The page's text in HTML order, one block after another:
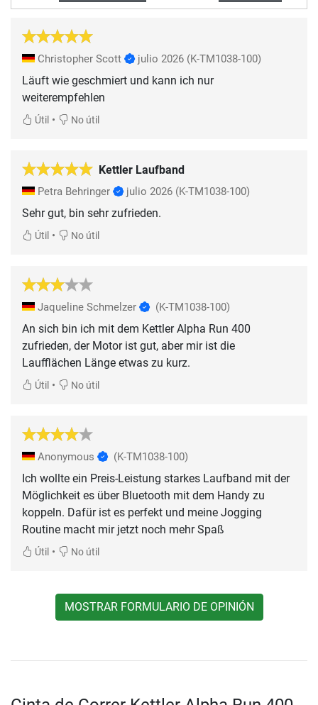
Christopher Scott julio 2026 (K-TM1038-100)
Läuft wie geschmiert und kann ich nur
weiterempfehlen
Útil • No útil
Kettler Laufband
Petra Behringer julio 2026 (K-TM1038-100)
Sehr gut, bin sehr zufrieden.
Útil • No útil
Jaqueline Schmelzer (K-TM1038-100)
An sich bin ich mit dem Kettler Alpha Run 400
zufrieden, der Motor ist gut, aber mir ist die
Laufflächen Länge etwas zu kurz.
Útil • No útil
Anonymous (K-TM1038-100)
Ich wollte ein Preis-Leistung starkes Laufband mit der
Möglichkeit es über Bluetooth mit dem Handy zu
koppeln. Dafür ist es perfekt und meine Jogging
Routine macht mir jetzt noch mehr Spaß
Útil • No útil
MOSTRAR FORMULARIO DE OPINIÓN